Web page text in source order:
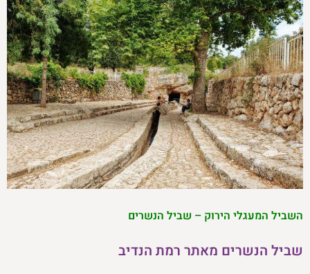
השביל המעגלי הירוק – שביל הנשרים
שביל הנשרים מאתר רמת הנדיב